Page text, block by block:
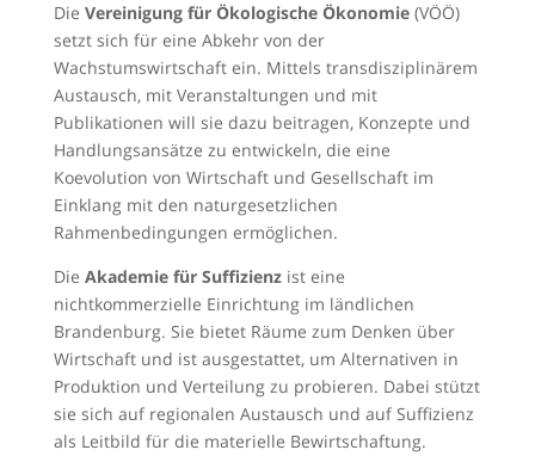
Die Vereinigung für Ökologische Ökonomie(VÖÖ)
setzt sich für eine Abkehr von der
Wachstumswirtschaft ein. Mittels transdisziplinärem
Austausch, mit Veranstaltungen und mit
Publikationen will sie dazu beitragen, Konzepte und
Handlungsansätze zu entwickeln, die eine
Koevolution von Wirtschaft und Gesellschaft im
Einklang mit den naturgesetzlichen
Rahmenbedingungen ermöglichen.
Die Akademie für Suffizienzist eine
nichtkommerzielle Einrichtung im ländlichen
Brandenburg. Sie bietet Räume zum Denken über
Wirtschaft und ist ausgestattet, um Alternativen in
Produktion und Verteilung zu probieren. Dabei stützt
sie sich auf regionalen Austausch und auf Suffizienz
als Leitbild für die materielle Bewirtschaftung.